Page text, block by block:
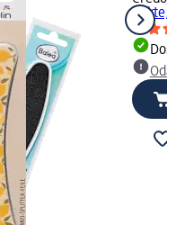
nokte, 1